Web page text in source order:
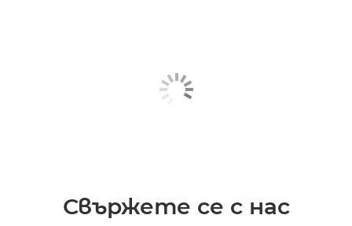
Свържете се с нас